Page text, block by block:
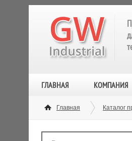
ГЛАВНАЯ КОМПАНИЯ
Главная Каталог